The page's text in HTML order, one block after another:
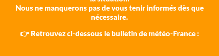
Nous ne manquerons pas de vous tenir informés dès que
nécessaire.
👉 Retrouvez ci-dessous le bulletin de météo-France :